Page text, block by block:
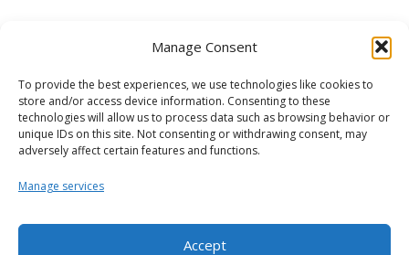
Manage Consent
To provide the best experiences, we use technologies like cookies to
store and/or access device information. Consenting to these
technologies will allow us to process data such as browsing behavior or
unique IDs on this site. Not consenting or withdrawing consent, may
adversely affect certain features and functions.
Manage services
Accept
T-Dent Blog(9)